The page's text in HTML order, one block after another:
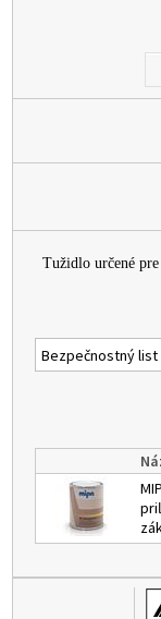
Tužidlo určené
Bezpečnostný list